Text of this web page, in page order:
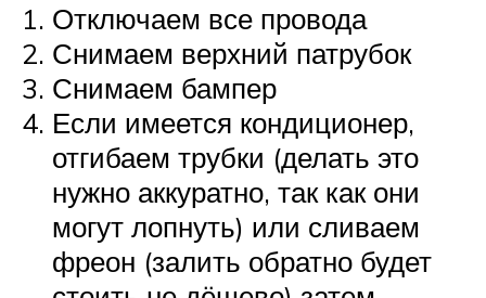
Отключаем все провода
Снимаем верхний патрубок
Снимаем бампер
Если имеется кондиционер,
отгибаем трубки (делать это
нужно аккуратно, так как они
могут лопнуть) или сливаем
фреон (залить обратно будет